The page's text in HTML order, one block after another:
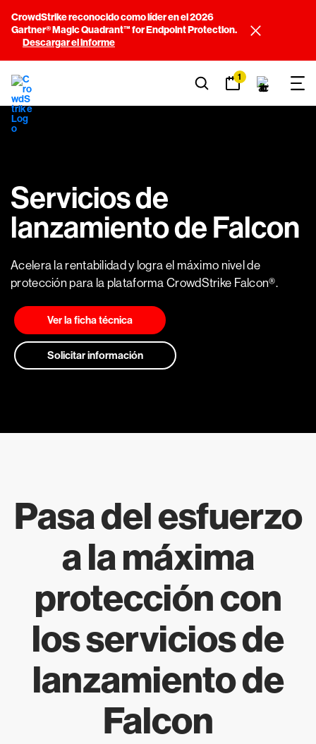
CrowdStrike reconocido como líder en el 2026
Gartner® Magic Quadrant™ for Endpoint Protection.
Descargar el informe
1
Servicios de
lanzamiento de Falcon
Acelera la rentabilidad y logra el máximo nivel de
protección para la plataforma CrowdStrike Falcon®.
Ver la ficha técnica
Solicitar información
Pasa del esfuerzo
a la máxima
protección con
los servicios de
lanzamiento de
Falcon